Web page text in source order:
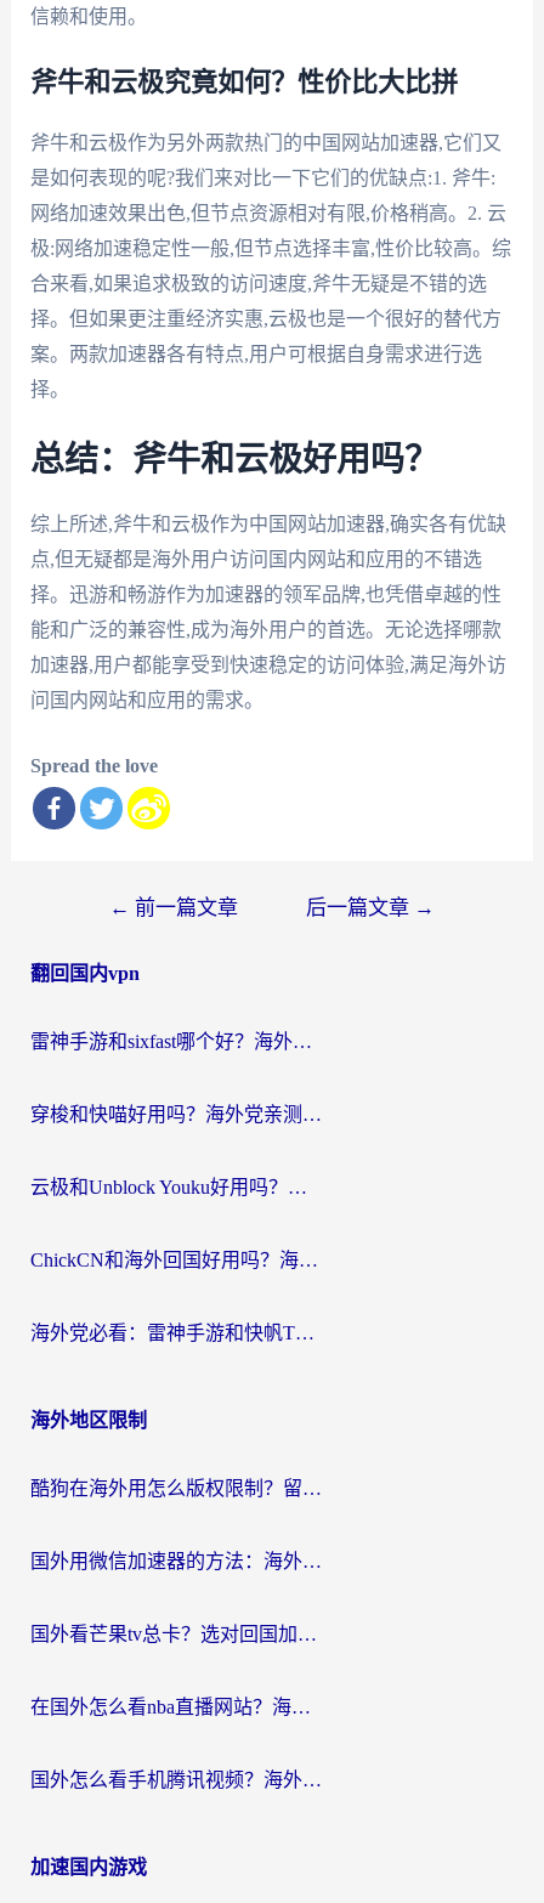
信赖和使用。
斧牛和云极究竟如何？性价比大比拼
斧牛和云极作为另外两款热门的中国网站加速器,它们又
是如何表现的呢?我们来对比一下它们的优缺点:1. 斧牛:
网络加速效果出色,但节点资源相对有限,价格稍高。2. 云
极:网络加速稳定性一般,但节点选择丰富,性价比较高。综
合来看,如果追求极致的访问速度,斧牛无疑是不错的选
择。但如果更注重经济实惠,云极也是一个很好的替代方
案。两款加速器各有特点,用户可根据自身需求进行选
择。
总结：斧牛和云极好用吗？
综上所述,斧牛和云极作为中国网站加速器,确实各有优缺
点,但无疑都是海外用户访问国内网站和应用的不错选
择。迅游和畅游作为加速器的领军品牌,也凭借卓越的性
能和广泛的兼容性,成为海外用户的首选。无论选择哪款
加速器,用户都能享受到快速稳定的访问体验,满足海外访
问国内网站和应用的需求。
Spread the love
导
← 前一篇文章 后一篇文章 →
翻回国内vpn
雷神手游和sixfast哪个好？海外党亲测3款回国加速器，教你选对不踩坑
穿梭和快喵好用吗？海外党亲测：小众加速器对比+番茄加速器深度体验
云极和Unblock Youku好用吗？海外党亲测+2026回国加速器避坑指南
ChickCN和海外回国好用吗？海外党2026亲测：从手游到影音，选对加速器的3个关键
海外党必看：雷神手游和快帆TV版好用吗？3步选对回国加速器不踩坑
海外地区限制
酷狗在海外用怎么版权限制？留学生亲测：3步解决听国内音乐难题
国外用微信加速器的方法：海外党无缝连接国内生活的实用指南
国外看芒果tv总卡？选对回国加速器，轻松追《浪姐》不费劲
在国外怎么看nba直播网站？海外党专属体育观赛指南，告别地区限制！
国外怎么看手机腾讯视频？海外党亲测有效的追剧加速器选择指南
加速国内游戏